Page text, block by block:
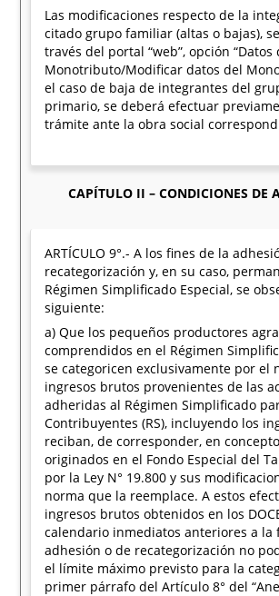
Las modificaciones respecto de la
citado grupo familiar (altas o bajas),
través del portal “web”, opción “Datos
Monotributo/Modificar datos del
el caso de baja de integrantes del
primario, se deberá efectuar
trámite ante la obra social
CAPÍTULO II – CONDICIONES DE
ARTÍCULO 9°.- A los fines de la
recategorización y, en su caso,
Régimen Simplificado Especial, se
siguiente:
a) Que los pequeños productores
comprendidos en el Régimen
se categoricen exclusivamente por el
ingresos brutos provenientes de las
adheridas al Régimen Simplificado
Contribuyentes (RS), incluyendo los
reciban, de corresponder, en
originados en el Fondo Especial del
por la Ley N° 19.800 y sus
norma que la reemplace. A estos
ingresos brutos obtenidos en los
calendario inmediatos anteriores a la
adhesión o de recategorización no
el límite máximo previsto para la
primer párrafo del Artículo 8° del